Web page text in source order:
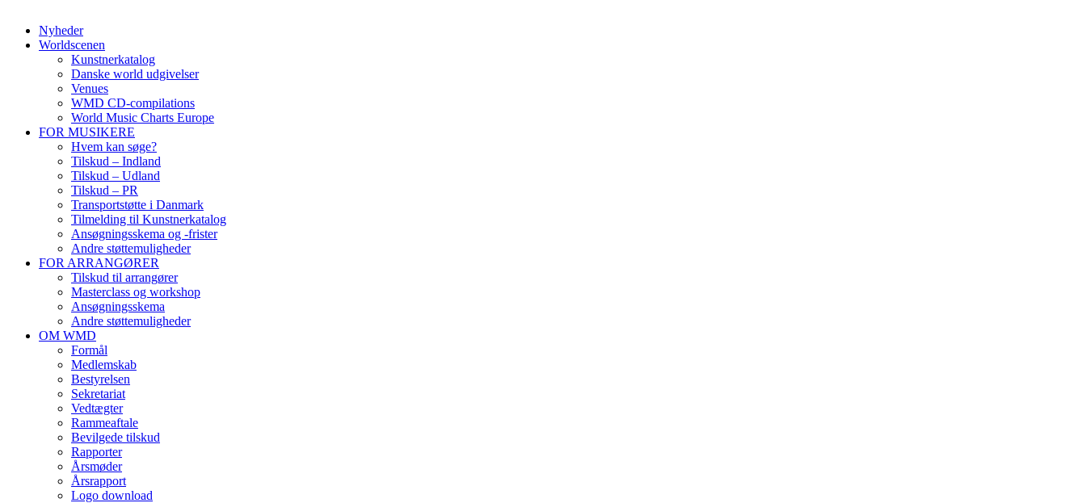
Nyheder
Worldscenen
Kunstnerkatalog
Danske world udgivelser
Venues
WMD CD-compilations
World Music Charts Europe
FOR MUSIKERE
Hvem kan søge?
Tilskud – Indland
Tilskud – Udland
Tilskud – PR
Transportstøtte i Danmark
Tilmelding til Kunstnerkatalog
Ansøgningsskema og -frister
Andre støttemuligheder
FOR ARRANGØRER
Tilskud til arrangører
Masterclass og workshop
Ansøgningsskema
Andre støttemuligheder
OM WMD
Formål
Medlemskab
Bestyrelsen
Sekretariat
Vedtægter
Rammeaftale
Bevilgede tilskud
Rapporter
Årsmøder
Årsrapport
Logo download